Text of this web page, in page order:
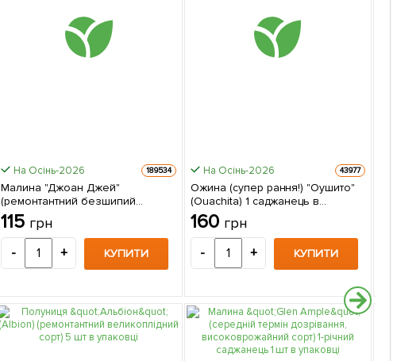
На Осінь-2026 189534
Малина "Джоан Джей"
(ремонтантний безшипий
високоврожайний сорт
шотландської селекції) 1-річний
саджанець 1 шт в упаковці
115 грн
- + КУПИТИ
На Осінь-2026 43977
Ожина (супер рання!) "Оушито"
(Ouachita) 1 саджанець в
упаковці
160 грн
- + КУПИТИ